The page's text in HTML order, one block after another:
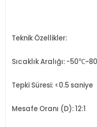
Teknik Özellikler:
Sıcaklık Aralığı: -
Tepki Süresi: <0.5 saniye
Mesafe Oranı (D): 12:1